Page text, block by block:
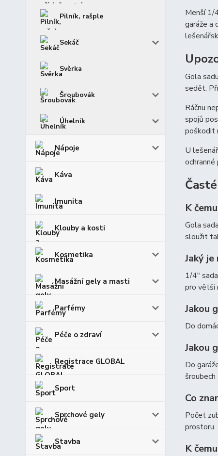
Pilník, rašple
Sekáč
Svěrka
Šroubovák
Úhelník
Nápoje
Káva
Imunita
Klouby a kosti
Kosmetika
Masážní gely a masti
Parfémy
Péče o zdraví
Registrace GLOBAL
Sport
Sprchové gely
Stavba
Menší 1/
garáže a
Gola
sedět.
Ráčnu
spojů
poškodit
U
K
Gola
sloužit
Jaký
1/4″
pro větší
Jakou
Do
Jakou
Do
Co
Počet
prostoru.
K